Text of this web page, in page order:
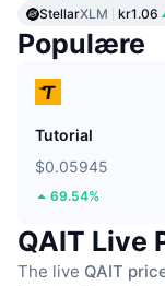
StellarXLM kr1.06
Populære
Tutorial
$0.05945
69.54%
QAIT Live
The live QAIT